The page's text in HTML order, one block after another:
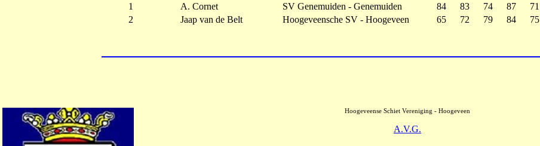
1 A. Cornet SV Genemuiden - Genemuiden 84 83 74 87 71
2
Jaap van de Belt Hoogeveensche SV - Hoogeveen 65 72 79 84 75
Hoogeveense Schiet Vereniging - Hoogeveen
A.V.G.